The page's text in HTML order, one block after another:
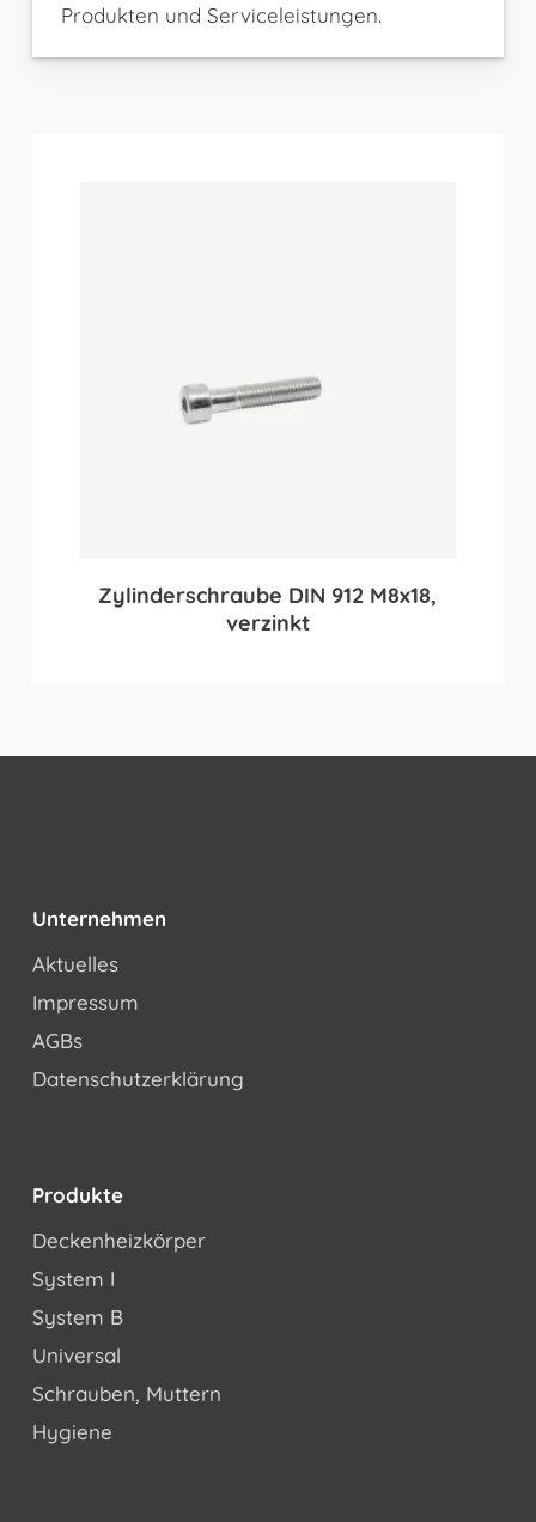
Produkten und Serviceleistungen.
Zylinderschraube DIN 912 M8x18,
verzinkt
Unternehmen
Aktuelles
Impressum
AGBs
Datenschutzerklärung
Produkte
Deckenheizkörper
System I
System B
Universal
Schrauben, Muttern
Hygiene